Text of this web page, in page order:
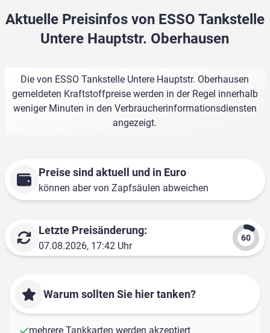
Aktuelle Preisinfos von ESSO Tankstelle
Untere Hauptstr. Oberhausen
Die von ESSO Tankstelle Untere Hauptstr. Oberhausen
gemeldeten Kraftstoffpreise werden in der Regel innerhalb
weniger Minuten in den Verbraucherinformationsdiensten
angezeigt.
Preise sind aktuell und in Euro
können aber von Zapfsäulen abweichen
Letzte Preisänderung:
07.08.2026, 17:42 Uhr
Warum sollten Sie hier tanken?
mehrere Tankkarten werden akzeptiert